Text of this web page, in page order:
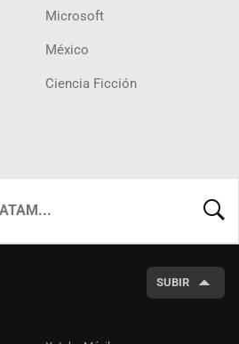
Microsoft
México
Ciencia Ficción
SUBIR